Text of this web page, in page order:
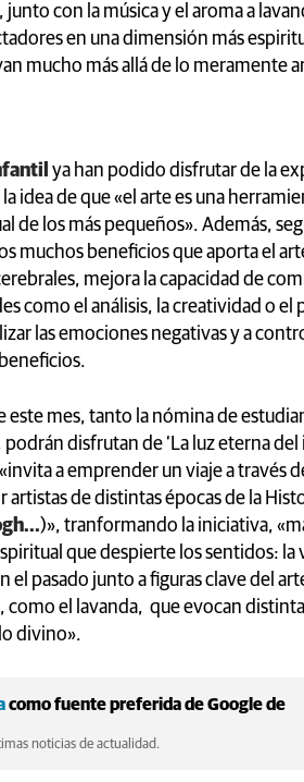
con la música y el aroma a
en una dimensión más
mucho más allá de lo meramente
ya han podido disfrutar de la
idea de que «el arte es una
de los más pequeños». Además,
muchos beneficios que aporta el
mejora la capacidad de
como el análisis, la creatividad o
las emociones negativas y a
este mes, tanto la nómina de
disfrutan de ‘La luz eterna
a emprender un viaje a través
de distintas épocas de la
)», tranformando la iniciativa,
que despierte los sentidos: la
el pasado junto a figuras clave del
como el lavanda, que evocan
divino».
como fuente preferida de Google de
noticias de actualidad.